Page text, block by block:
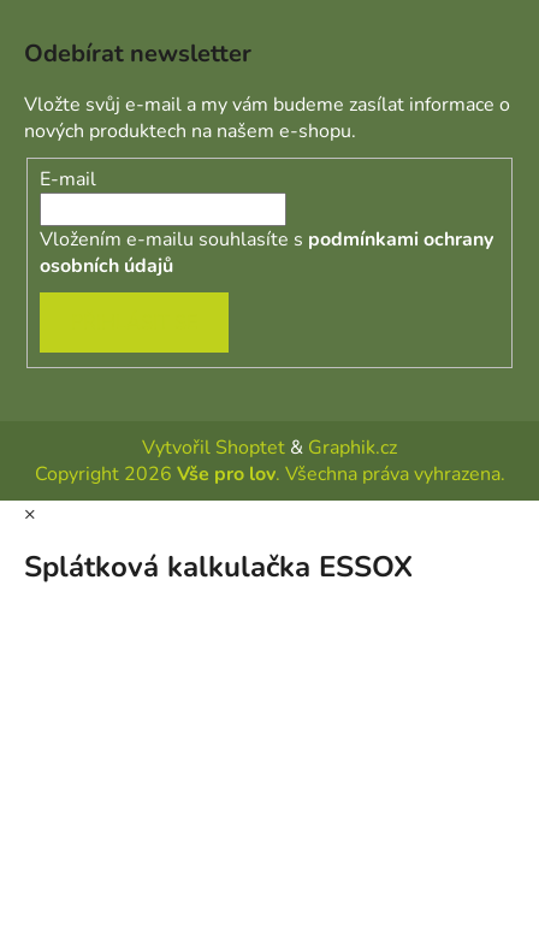
Odebírat newsletter
Vložte svůj e-mail a my vám budeme zasílat informace o
nových produktech na našem e-shopu.
E-mail
Vložením e-mailu souhlasíte s podmínkami ochrany
osobních údajů
Vytvořil Shoptet & Graphik.cz
Copyright 2026 Vše pro lov. Všechna práva vyhrazena.
×
Splátková kalkulačka ESSOX